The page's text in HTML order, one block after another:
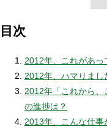
目次
2012年、これがあ
2012年、ハマりまし
2012年「これから
の進捗は？
2013年、こんな仕事